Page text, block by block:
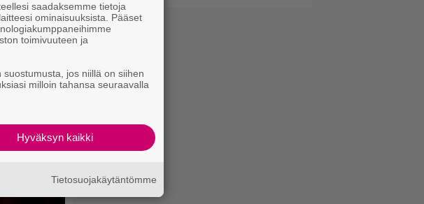
saadaksemme tietoja
ominaisuuksista. Pääset
toimivuuteen ja
jos niillä on siihen
milloin tahansa seuraavalla
Hyväksyn kaikki
Tietosuojakäytäntömme